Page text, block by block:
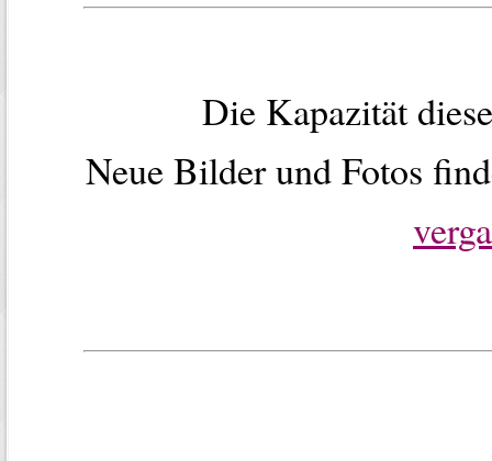
Die Kapazität
Neue Bilder und Fotos